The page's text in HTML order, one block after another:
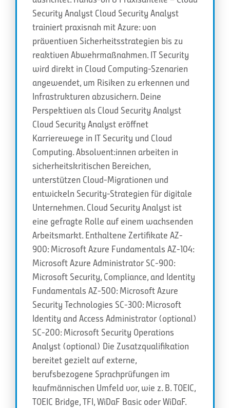
Security Analyst Cloud Security Analyst
trainiert praxisnah mit Azure: von
präventiven Sicherheitsstrategien bis zu
reaktiven Abwehrmaßnahmen. IT Security
wird direkt in Cloud Computing-Szenarien
angewendet, um Risiken zu erkennen und
Infrastrukturen abzusichern. Deine
Perspektiven als Cloud Security Analyst
Cloud Security Analyst eröffnet
Karrierewege in IT Security und Cloud
Computing. Absolvent:innen arbeiten in
sicherheitskritischen Bereichen,
unterstützen Cloud-Migrationen und
entwickeln Security-Strategien für digitale
Unternehmen. Cloud Security Analyst ist
eine gefragte Rolle auf einem wachsenden
Arbeitsmarkt. Enthaltene Zertifikate AZ-
900: Microsoft Azure Fundamentals AZ-104:
Microsoft Azure Administrator SC-900:
Microsoft Security, Compliance, and Identity
Fundamentals AZ-500: Microsoft Azure
Security Technologies SC-300: Microsoft
Identity and Access Administrator (optional)
SC-200: Microsoft Security Operations
Analyst (optional) Die Zusatzqualifikation
bereitet gezielt auf externe,
berufsbezogene Sprachprüfungen im
kaufmännischen Umfeld vor, wie z. B. TOEIC,
TOEIC Bridge, TFI, WiDaF Basic oder WiDaF.